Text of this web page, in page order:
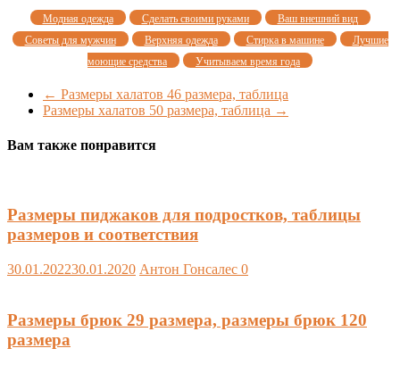
Модная одежда Сделать своими руками
Ваш внешний вид
Советы для мужчин
Верхняя одежда Стирка в машине
Лучшие
моющие средства
Учитываем время года
← Размеры халатов 46 размера, таблица
Размеры халатов 50 размера, таблица →
Вам также понравится
Размеры пиджаков для подростков, таблицы
размеров и соответствия
30.01.202230.01.2020 Антон Гонсалес 0
Размеры брюк 29 размера, размеры брюк 120
размера